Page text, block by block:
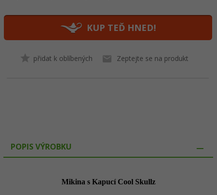
KUP TEĎ HNED!
přidat k oblíbených Zeptejte se na produkt
POPIS VÝROBKU
Mikina s Kapucí Cool Skullz